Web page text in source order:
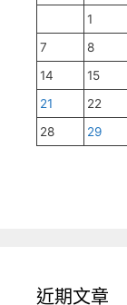
1
7
8
14
15
21
22
28
29
近期文章